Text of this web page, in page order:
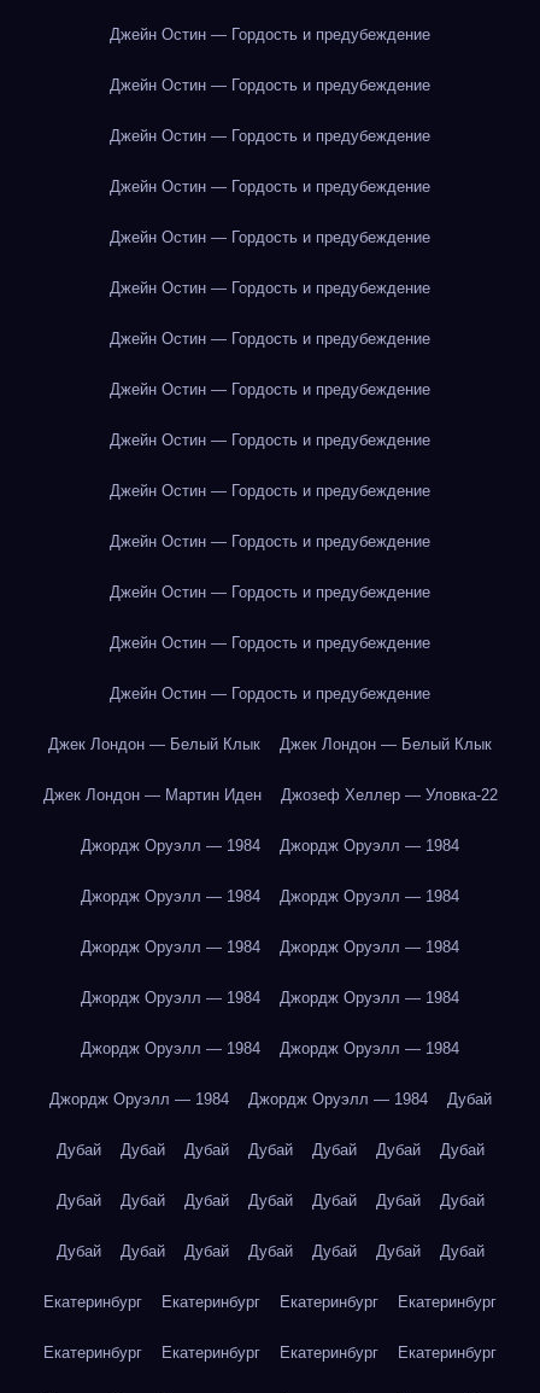
Джейн Остин — Гордость и предубеждение
Джейн Остин — Гордость и предубеждение
Джейн Остин — Гордость и предубеждение
Джейн Остин — Гордость и предубеждение
Джейн Остин — Гордость и предубеждение
Джейн Остин — Гордость и предубеждение
Джейн Остин — Гордость и предубеждение
Джейн Остин — Гордость и предубеждение
Джейн Остин — Гордость и предубеждение
Джейн Остин — Гордость и предубеждение
Джейн Остин — Гордость и предубеждение
Джейн Остин — Гордость и предубеждение
Джейн Остин — Гордость и предубеждение
Джейн Остин — Гордость и предубеждение
Джек Лондон — Белый Клык Джек Лондон — Белый Клык
Джек Лондон — Мартин Иден Джозеф Хеллер — Уловка-22
Джордж Оруэлл — 1984 Джордж Оруэлл — 1984
Джордж Оруэлл — 1984 Джордж Оруэлл — 1984
Джордж Оруэлл — 1984 Джордж Оруэлл — 1984
Джордж Оруэлл — 1984 Джордж Оруэлл — 1984
Джордж Оруэлл — 1984 Джордж Оруэлл — 1984
Джордж Оруэлл — 1984 Джордж Оруэлл — 1984 Дубай
Дубай Дубай Дубай Дубай Дубай Дубай Дубай
Дубай Дубай Дубай Дубай Дубай Дубай Дубай
Дубай Дубай Дубай Дубай Дубай Дубай Дубай
Екатеринбург Екатеринбург Екатеринбург Екатеринбург
Екатеринбург Екатеринбург Екатеринбург Екатеринбург